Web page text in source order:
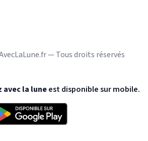
— Tous droits réservés
avec la luneest disponible sur mobile.